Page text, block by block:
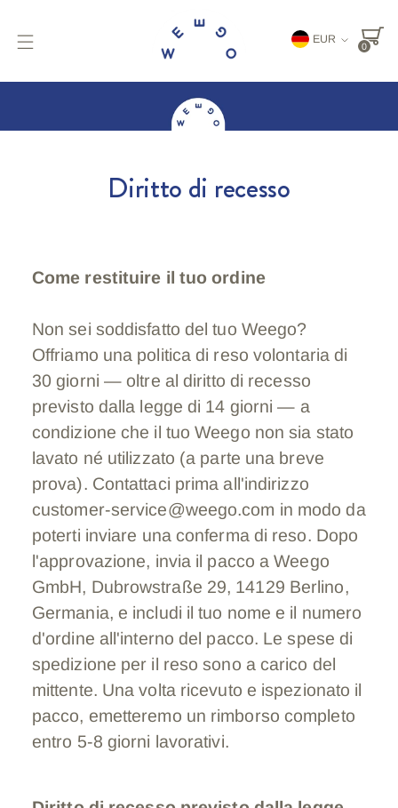
EUR
0
Diritto di recesso
Come restituire il tuo ordine
Non sei soddisfatto del tuo Weego?
Offriamo una politica di reso volontaria di
30 giorni — oltre al diritto di recesso
previsto dalla legge di 14 giorni — a
condizione che il tuo Weego non sia stato
lavato né utilizzato (a parte una breve
prova). Contattaci prima all'indirizzo
customer-service@weego.com in modo da
poterti inviare una conferma di reso. Dopo
l'approvazione, invia il pacco a Weego
GmbH, Dubrowstraße 29, 14129 Berlino,
Germania, e includi il tuo nome e il numero
d'ordine all'interno del pacco. Le spese di
spedizione per il reso sono a carico del
mittente. Una volta ricevuto e ispezionato il
pacco, emetteremo un rimborso completo
entro 5-8 giorni lavorativi.